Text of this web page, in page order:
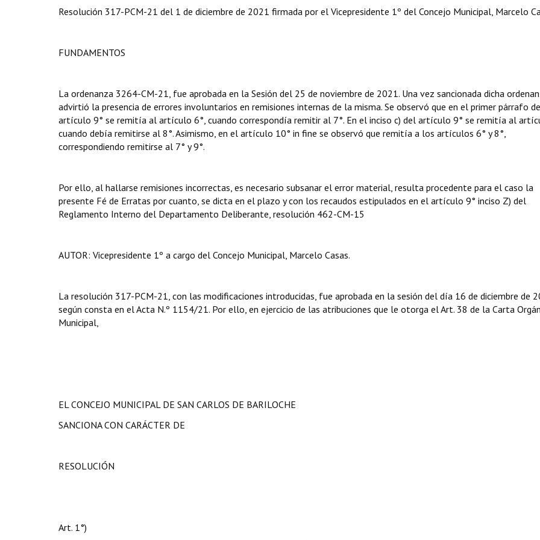
Resolución 317-PCM-21 del 1 de diciembre de 2021 firmada por el Vicepresidente 1º del Concejo Municipal, Marcelo
FUNDAMENTOS
La ordenanza 3264-CM-21, fue aprobada en la Sesión del 25 de noviembre de 2021. Una vez sancionada dicha
advirtió la presencia de errores involuntarios en remisiones internas de la misma. Se observó que en el primer párrafo
artículo 9° se remitía al artículo 6°, cuando correspondía remitir al 7°. En el inciso c) del artículo 9° se remitía al
cuando debía remitirse al 8°. Asimismo, en el artículo 10° in fine se observó que remitía a los artículos 6° y 8°,
correspondiendo remitirse al 7° y 9°.
Por ello, al hallarse remisiones incorrectas, es necesario subsanar el error material, resulta procedente para el caso la
presente Fé de Erratas por cuanto, se dicta en el plazo y con los recaudos estipulados en el artículo 9° inciso Z) del
Reglamento Interno del Departamento Deliberante, resolución 462-CM-15
AUTOR: Vicepresidente 1º a cargo del Concejo Municipal, Marcelo Casas.
La resolución 317-PCM-21, con las modificaciones introducidas, fue aprobada en la sesión del día 16 de diciembre de
según consta en el Acta N.º 1154/21. Por ello, en ejercicio de las atribuciones que le otorga el Art. 38 de la Carta
Municipal,
EL CONCEJO MUNICIPAL DE SAN CARLOS DE BARILOCHE
SANCIONA CON CARÁCTER DE
RESOLUCIÓN
Art. 1°)